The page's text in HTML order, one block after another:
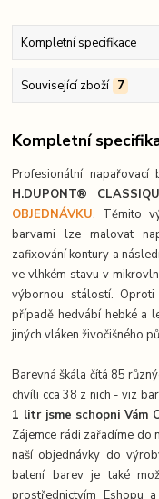
Kompletní specifikace
Související zboží 7
Kompletní
Profesionální
H.DUPONT®
OBJEDNÁVKU. Těmito
barvami lze malovat
zafixování kontury a
ve vlhkém stavu v
výbornou stálostí.
případě hedvábí hebké a
jiných vláken živočišného
Barevná škála čítá 85
chvíli cca 38 z nich - viz
1 litr jsme schopni Vám
Zájemce rádi zařadíme do
naší objednávky do
balení barev je také
prostřednictvím Eshopu